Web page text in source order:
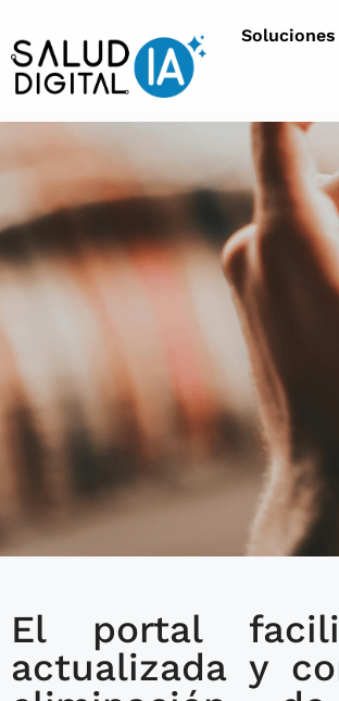
OPS lanzó el
Eliminación de
El portal
actualizada y